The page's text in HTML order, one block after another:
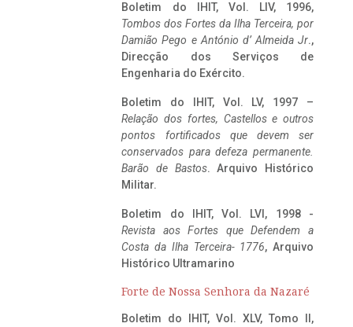
Boletim do IHIT, Vol. LIV, 1996,
Tombos dos Fortes da Ilha Terceira, por
Damião Pego e António d’ Almeida Jr.,
Direcção dos Serviços de
Engenharia do Exército.
Boletim do IHIT, Vol. LV, 1997 –
Relação dos fortes, Castellos e outros
pontos fortificados que devem ser
conservados para defeza permanente.
Barão de Bastos. Arquivo Histórico
Militar.
Boletim do IHIT, Vol. LVI, 1998 -
Revista aos Fortes que Defendem a
Costa da Ilha Terceira- 1776, Arquivo
Histórico Ultramarino
Forte de Nossa Senhora da Nazaré
Boletim do IHIT, Vol. XLV, Tomo II,